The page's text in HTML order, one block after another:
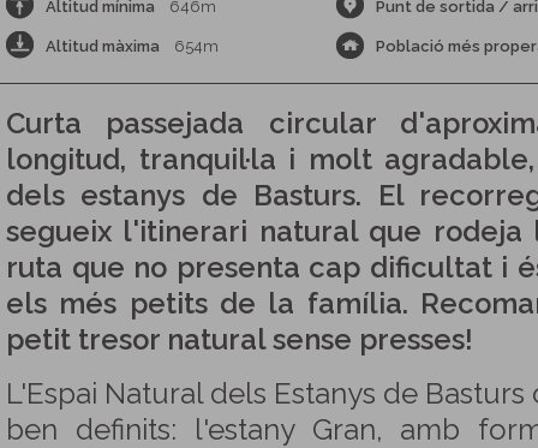
Altitud mínima 646m Punt de sortida /
Altitud màxima 654m Població més
Curta passejada circular
longitud, tranquil·la i molt
dels estanys de Basturs. El
segueix l'itinerari natural que rodeja
ruta que no presenta cap dificultat i
els més petits de la família.
petit tresor natural sense presses!
L'Espai Natural dels Estanys de
ben definits: l'estany Gran, amb